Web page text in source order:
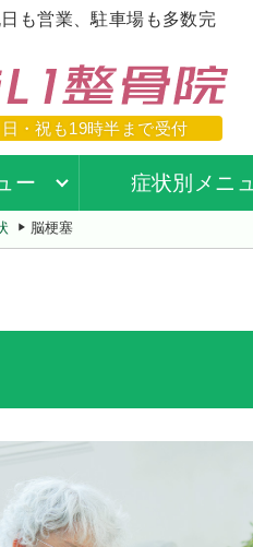
も営業、駐車場も多数完
・祝も19時半まで受付
ー 症状別メニ
脳梗塞